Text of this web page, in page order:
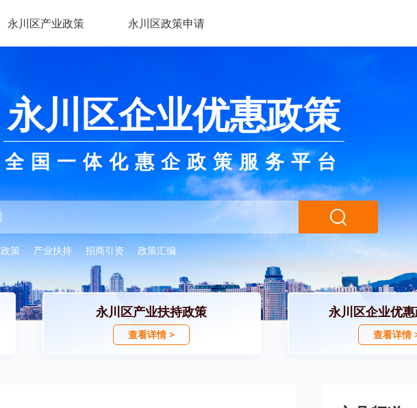
永川区产业政策 永川区政策申请
永川区企业优惠政策
全国一体化惠企政策服务平台
策 产业扶持 招商引资 政策汇编
永川区产业扶持政策
查看详情 >
永川区企业优
查看详情